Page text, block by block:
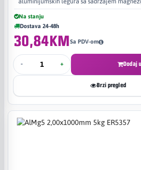
Na stanju
Dostava 24-48h
30,84KMSa PDV-om
- + Dodaj
Brzi pregled